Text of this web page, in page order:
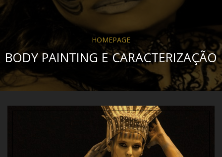
HOMEPAGE
BODY PAINTING E CARACTERIZAÇÃO